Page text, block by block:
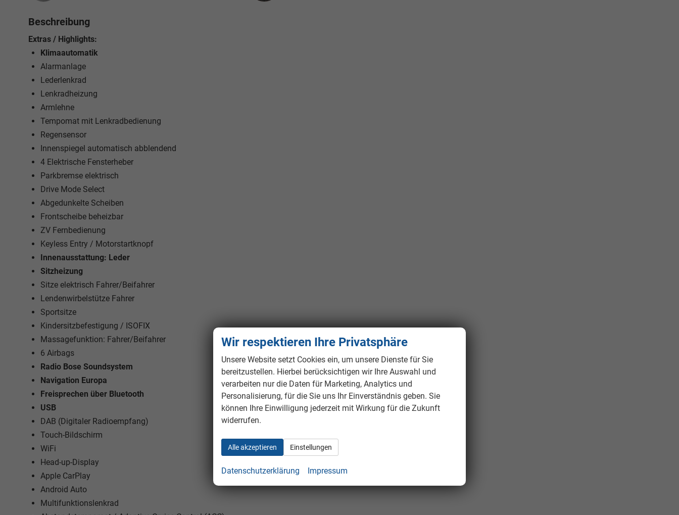
Beschreibung
Extras / Highlights:
Klimaautomatik
Alarmanlage
Lederlenkrad
Lenkradheizung
Armlehne
Tempomat mit Lenkradbedienung
Regensensor
Innenspiegel automatisch abblendend
4 Elektrische Fensterheber
Parkbremse elektrisch
Drive Mode Select
Abgedunkelte Scheiben
Frontscheibe beheizbar
ZV Fernbedienung
Keyless Entry / Motorstartknopf
Innenausstattung: Leder
Sitzheizung
Sitze elektrisch Fahrer/Beifahrer
Lendenwirbelstütze Fahrer
Sportsitze
Kindersitzbefestigung / ISOFIX
Massagefunktion: Fahrer/Beifahrer
6 Airbags
Radio Bose Soundsystem
Navigation Europa
Freisprechen über Bluetooth
USB
DAB (Digitaler Radioempfang)
Touch-Bildschirm
WiFi
Head-up-Display
Apple CarPlay
Android Auto
Multifunktionslenkrad
Wir respektieren Ihre Privatsphäre
Unsere Website setzt Cookies ein, um unsere Dienste für Sie
bereitzustellen. Hierbei berücksichtigen wir Ihre Auswahl und
verarbeiten nur die Daten für Marketing, Analytics und
Personalisierung, für die Sie uns Ihr Einverständnis geben. Sie
können Ihre Einwilligung jederzeit mit Wirkung für die Zukunft
widerrufen.
Alle akzeptieren Einstellungen
Datenschutzerklärung Impressum